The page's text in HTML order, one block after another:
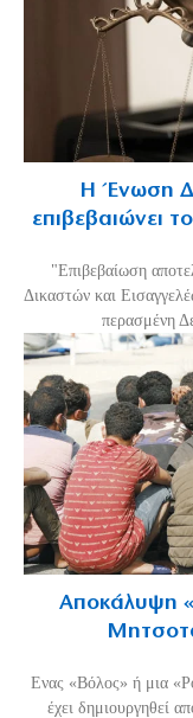
Η Ένωση
επιβεβαιώνει
"Επιβεβαίωση
Δικαστών και
περασμένη
Αποκάλυψη
Ενας «Βόλος» ή μια
έχει δημιουργηθεί